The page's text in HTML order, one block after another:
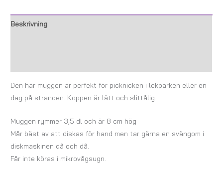
Beskrivning
Den här muggen är perfekt för picknicken i lekparken eller en
dag på stranden. Koppen är lätt och slittålig.
Muggen rymmer 3,5 dl och är 8 cm hög
Mår bäst av att diskas för hand men tar gärna en svängom i
diskmaskinen då och då.
Får inte köras i mikrovågsugn.